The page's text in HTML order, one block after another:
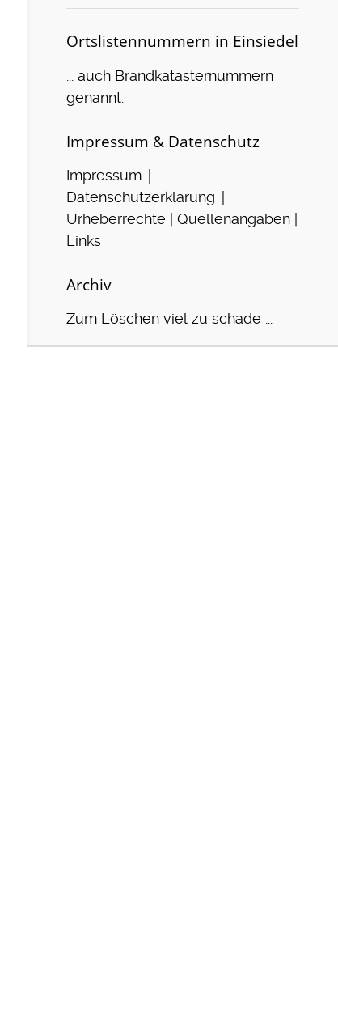
Ortslistennummern in Einsiedel
... auch Brandkatasternummern
genannt.
Impressum & Datenschutz
Impressum |
Datenschutzerklärung |
Urheberrechte | Quellenangaben |
Links
Archiv
Zum Löschen viel zu schade ...